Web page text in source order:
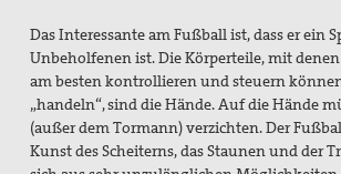
Das Interessante am Fußball ist, dass er ein
Unbeholfenen ist. Die Körperteile, mit
am besten kontrollieren und steuern
„handeln“, sind die Hände. Auf die Hände
(außer dem Tormann) verzichten. Der
Kunst des Scheiterns, das Staunen und der